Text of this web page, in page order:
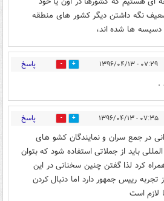
نگه داشتن دیگر کشور های منطقه
دسیسه ها شده اند،
۰۷:۲۹ - ۱۳۹۶/۰۴/۱۳ 8 پاسخ
.
۰۷:۳۵ - ۱۳۹۶/۰۴/۱۳ 5 پاسخ
در جمع سران و نمایندگان کشو های
باید از جملاتی استفاده شود که بتوان
کرد لذا گفتن چنین سخنانی در این
رییس جمهور دارد اما دنبال کردن
لازم است